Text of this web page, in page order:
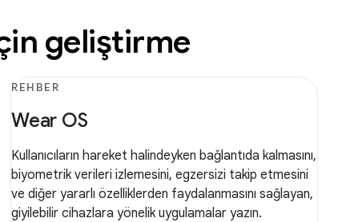
geliştirme
REHBER
Wear OS
Kullanıcıların hareket halindeyken bağlantıda kalmasını,
biyometrik verileri izlemesini, egzersizi takip etmesini
ve diğer yararlı özelliklerden faydalanmasını sağlayan,
giyilebilir cihazlara yönelik uygulamalar yazın.